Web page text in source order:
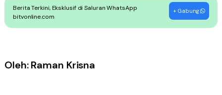
Berita Terkini, Eksklusif di Saluran WhatsApp
bitvonline.com
+ Gabung
Oleh: Raman Krisna